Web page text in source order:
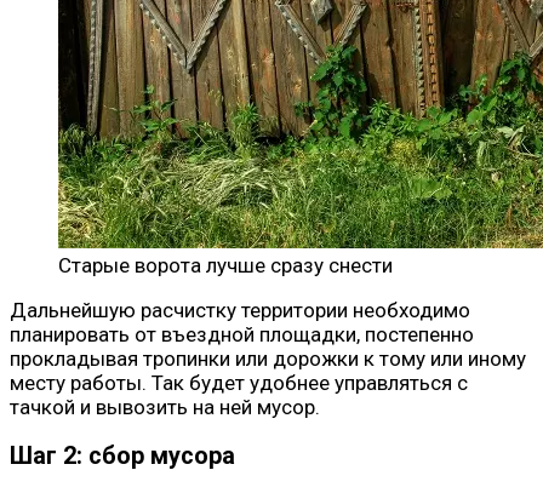
Старые ворота лучше сразу снести
Дальнейшую расчистку территории необходимо
планировать от въездной площадки, постепенно
прокладывая тропинки или дорожки к тому или иному
месту работы. Так будет удобнее управляться с
тачкой и вывозить на ней мусор.
Шаг 2: сбор мусора